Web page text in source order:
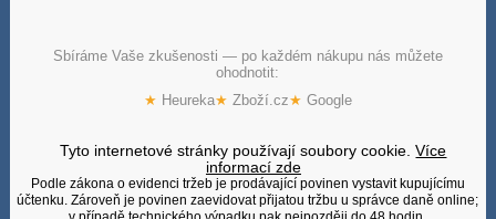
Sbíráme Vaše zkušenosti — po každém nákupu nás můžete
ohodnotit:
★ Heureka★ Zboží.cz★ Google
Tyto internetové stránky používají soubory cookie.Více
informací zde
Podle zákona o evidenci tržeb je prodávající povinen vystavit kupujícímu
účtenku. Zároveň je povinen zaevidovat přijatou tržbu u správce daně online;